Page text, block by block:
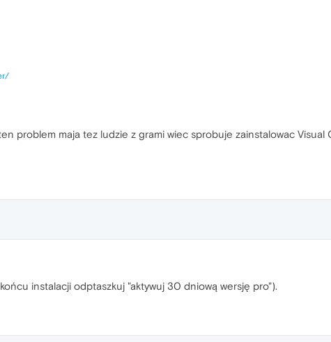
problem maja tez ludzie z grami wiec sprobuje zainstalowac Visual
instalacji odptaszkuj "aktywuj 30 dniową wersję pro").